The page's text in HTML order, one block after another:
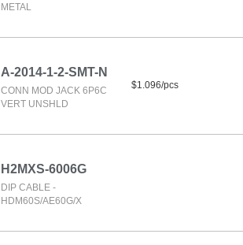
METAL
A-2014-1-2-SMT-N
CONN MOD JACK 6P6C
VERT UNSHLD
$1.096/pcs
H2MXS-6006G
DIP CABLE -
HDM60S/AE60G/X